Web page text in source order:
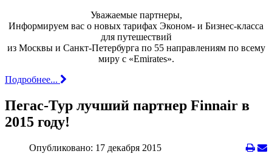
Уважаемые партнеры,
Информируем вас о новых тарифах Эконом- и Бизнес-класса
для путешествий
из Москвы и Санкт-Петербурга по 55 направлениям по всему
миру с «Emirates».
Подробнее...
Пегас-Тур лучший партнер Finnair в
2015 году!
Опубликовано: 17 декабря 2015